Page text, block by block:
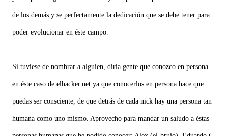
de los demás y se perfectamente la dedicación que se debe tener para
poder evolucionar en éste campo.
Si tuviese de nombrar a alguien, diría gente que conozco en persona
en éste caso de elhacker.net ya que conocerlos en persona hace que
puedas ser consciente, de que detrás de cada nick hay una persona tan
humana como uno mismo. Aprovecho para mandar un saludo a éstas